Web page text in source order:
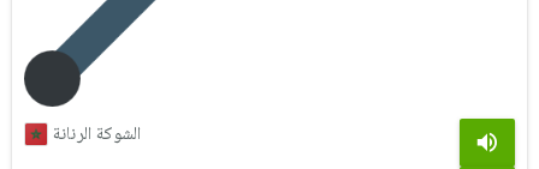
الشوكة الرنانة